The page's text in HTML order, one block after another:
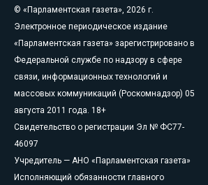
© «Парламентская газета», 2026 г.
Электронное периодическое издание
«Парламентская газета» зарегистрировано в
Федеральной службе по надзору в сфере
связи, информационных технологий и
массовых коммуникаций (Роскомнадзор) 05
августа 2011 года. 18+
Свидетельство о регистрации Эл № ФС77-
46097
Учредитель — АНО «Парламентская газета»
Исполняющий обязанности главного